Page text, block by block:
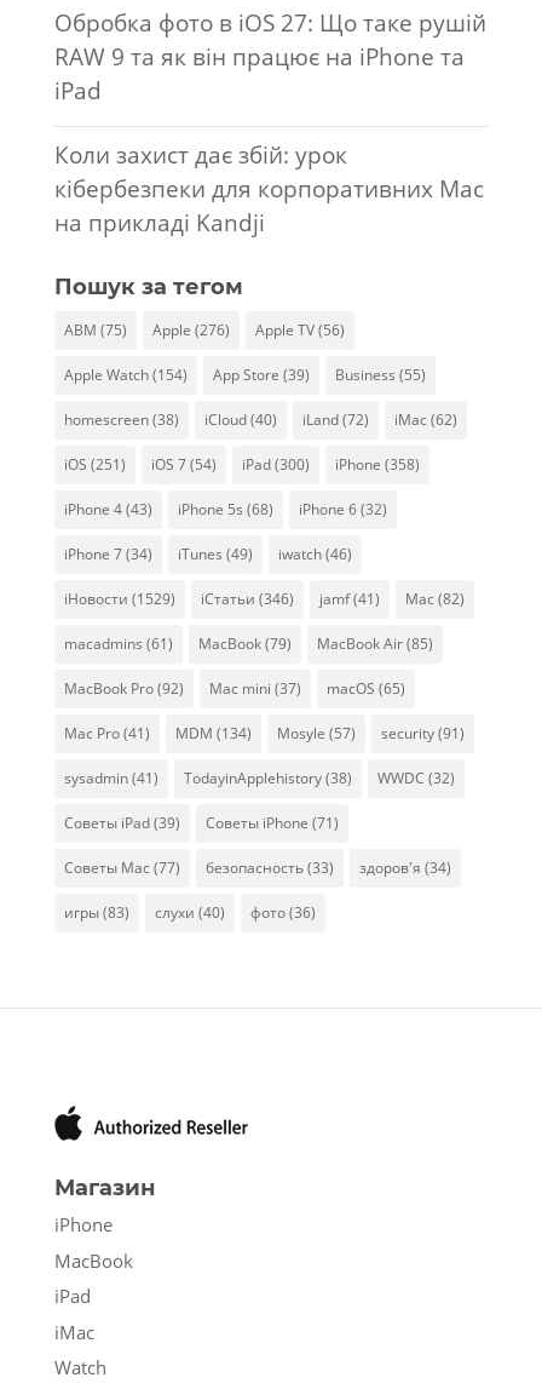
Обробка фото в iOS 27: Що таке рушій
RAW 9 та як він працює на iPhone та
iPad
Коли захист дає збій: урок
кібербезпеки для корпоративних Mac
на прикладі Kandji
Пошук за тегом
ABM (75) Apple (276) Apple TV(56)
Apple Watch(154) App Store (39) Business (55)
homescreen(38) iCloud(40) iLand(72) iMac (62)
iOS (251) iOS 7(54) iPad(300) iPhone (358)
iPhone 4(43) iPhone 5s (68) iPhone 6(32)
iPhone 7(34) iTunes (49) iwatch(46)
iНовости (1529) iСтатьи (346) jamf(41) Mac (82)
macadmins (61) MacBook(79) MacBook Air(85)
MacBook Pro(92) Mac mini (37) macOS (65)
Mac Pro(41) MDM (134) Mosyle (57) security(91)
sysadmin(41) TodayinApplehistory(38) WWDC (32)
Советы iPad(39) Советы iPhone (71)
Советы Mac (77) безопасность(33) здоров'я (34)
игры(83) слухи (40) фото(36)
Магазин
iPhone
MacBook
iPad
iMac
Watch